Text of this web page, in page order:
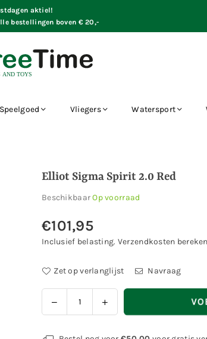
aktiel!
bestellingen boven € 20,-
Vliegers Watersport
Elliot Sigma Spirit 2.0 Red
BeschikbaarOp voorraad
Normale
prijs
€101,95
Inclusief belasting. Verzendkosten
Zet op verlanglijst Navraag
Hoeveelheid